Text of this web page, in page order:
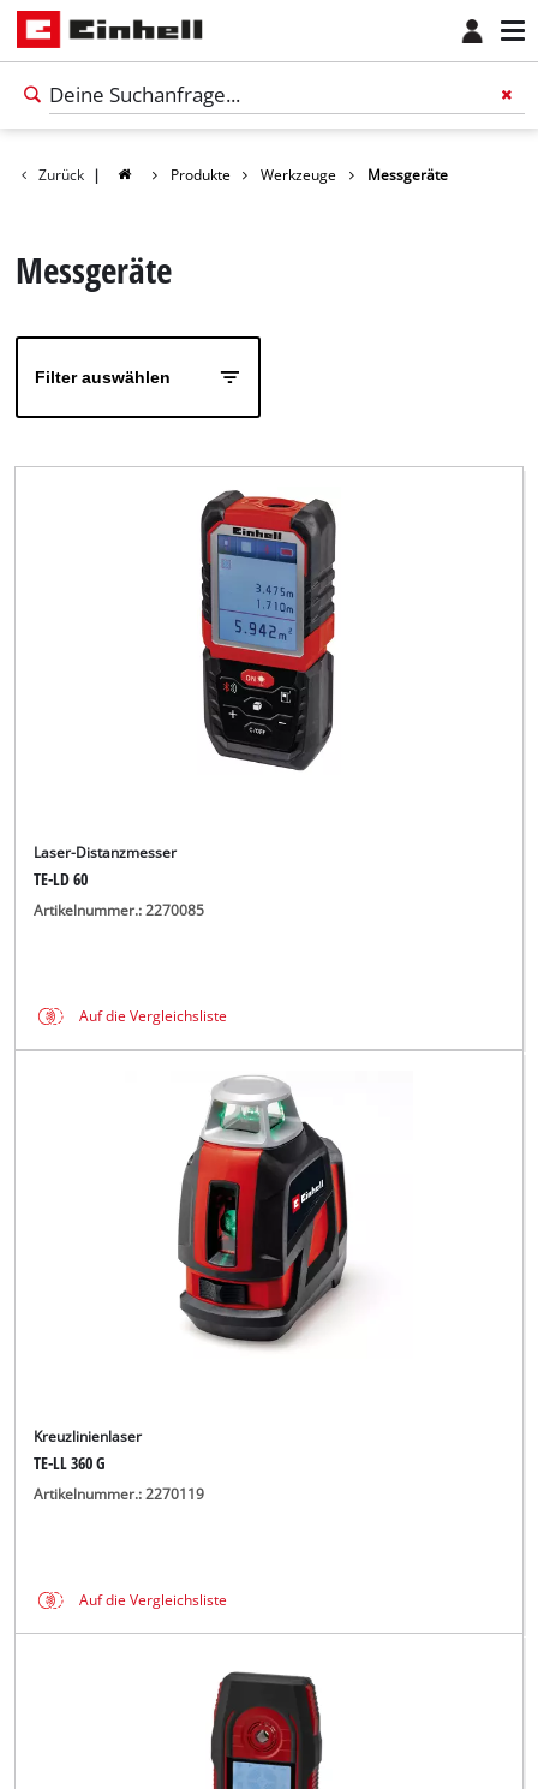
Zurück | Produkte Werkzeuge Messgeräte
Messgeräte
Filter auswählen
Laser-Distanzmesser
TE-LD 60
Artikelnummer.: 2270085
Auf die Vergleichsliste
Kreuzlinienlaser
TE-LL 360 G
Artikelnummer.: 2270119
Auf die Vergleichsliste